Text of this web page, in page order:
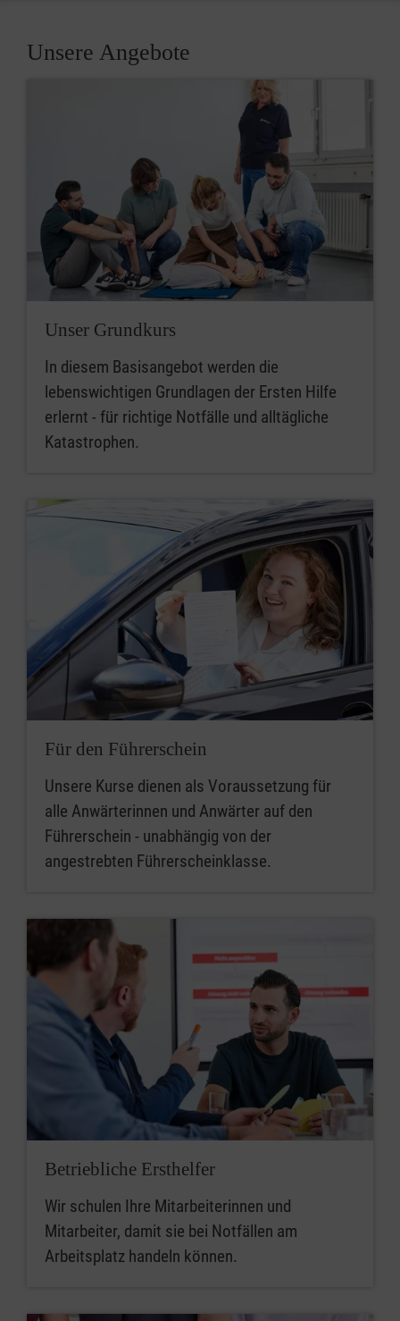
Unsere Angebote
Unser Grundkurs
In diesem Basisangebot werden die
lebenswichtigen Grundlagen der Ersten Hilfe
erlernt - für richtige Notfälle und alltägliche
Katastrophen.
Für den Führerschein
Unsere Kurse dienen als Voraussetzung für
alle Anwärterinnen und Anwärter auf den
Führerschein - unabhängig von der
angestrebten Führerscheinklasse.
Betriebliche Ersthelfer
Wir schulen Ihre Mitarbeiterinnen und
Mitarbeiter, damit sie bei Notfällen am
Arbeitsplatz handeln können.